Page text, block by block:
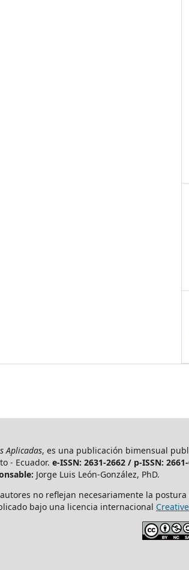
Aplicadas, es una publicación bimensual
- Ecuador. e-ISSN: 2631-2662 / p-ISSN:
Jorge Luis León-González, PhD.
no reflejan necesariamente la
bajo una licencia internacional